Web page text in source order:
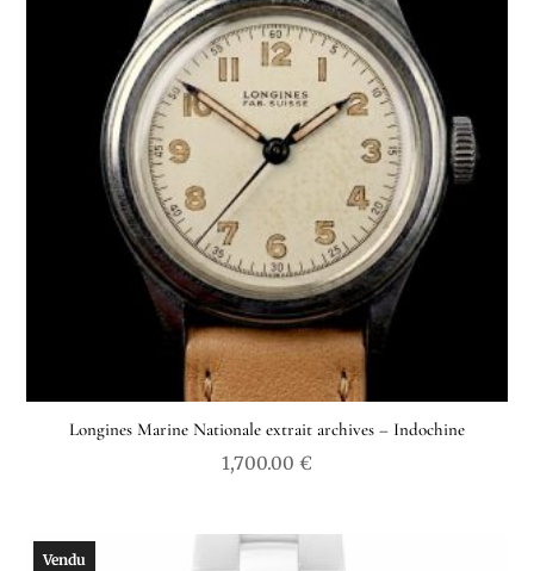
Longines Marine Nationale extrait archives – Indochine
1,700.00 €
Vendu